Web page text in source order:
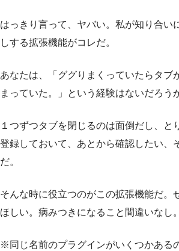
はっきり言って、ヤバい。私が知り合い
しする拡張機能がコレだ。
あなたは、「ググりまくっていたらタブ
まっていた。」という経験はないだろう
１つずつタブを閉じるのは面倒だし、と
登録しておいて、あとから確認したい、
だ。
そんな時に役立つのがこの拡張機能だ。
ほしい。病みつきになること間違いなし。
※同じ名前のプラグインがいくつかある